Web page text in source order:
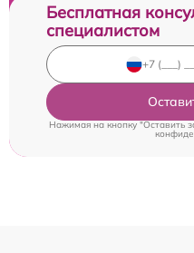
Бесплатная
специалистом
Нажимая на кнопку "Оставить